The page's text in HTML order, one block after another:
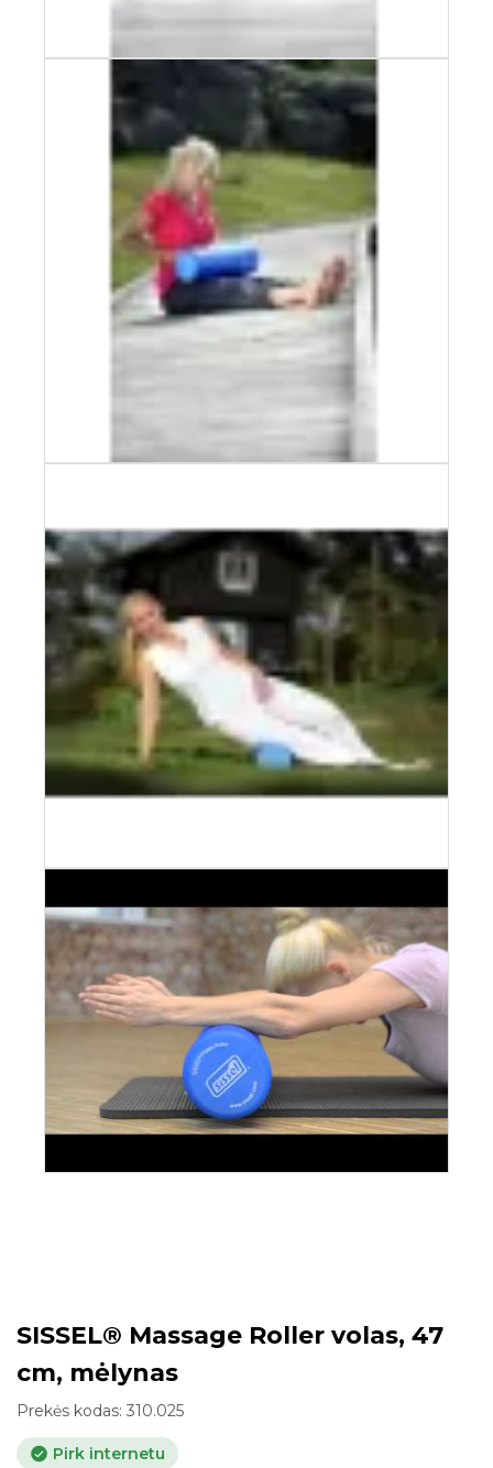
SISSEL® Massage Roller volas, 47
cm, mėlynas
Prekės kodas: 310.025
Pirk internetu